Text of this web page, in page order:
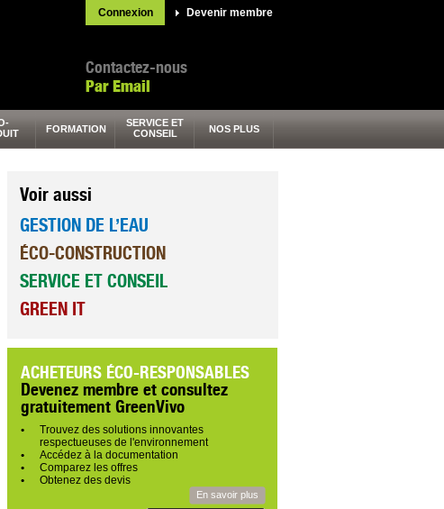
Connexion Devenir membre
Contactez-nous
Par Email
FORMATION
SERVICE ET
CONSEIL
NOS PLUS
Voir aussi
GESTION DE L’EAU
ÉCO-CONSTRUCTION
SERVICE ET CONSEIL
GREEN IT
ACHETEURS ÉCO-RESPONSABLES
Devenez membre et consultez
gratuitement GreenVivo
Trouvez des solutions innovantes
respectueuses de l'environnement
Accédez à la documentation
Comparez les offres
Obtenez des devis
En savoir plus